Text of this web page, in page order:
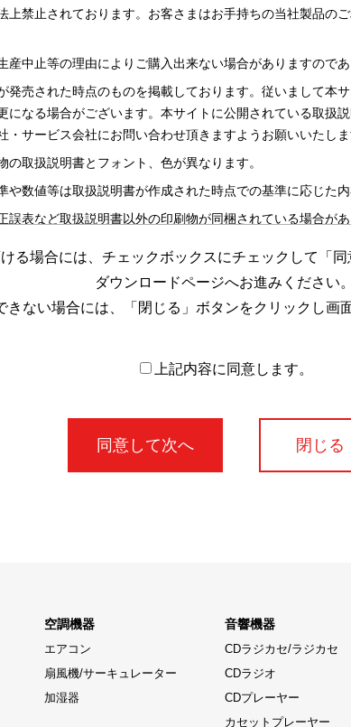
上禁止されております。お客さまはお手持ちの当社製品の
中止等の理由によりご購入出来ない場合がありますのであ
発売された時点のものを掲載しております。従いまして本
なる場合がございます。本サイトに公開されている取扱
サービス会社にお問い合わせ頂きますようお願いいたしま
取扱説明書とフォント、色が異なります。
数値等は取扱説明書が作成された時点での基準に応じた
表など取扱説明書以外の印刷物が同梱されている場合が
変更する場合がございますのであらかじめご了承ください。
ける場合には、チェックボックスにチェックして「
ダウンロードページへお進みください。
きない場合には、「閉じる」ボタンをクリックし画
上記内容に同意します。
閉じる
空調機器
エアコン
扇風機/サーキュレーター
加湿器
音響機器
CDラジカセ/ラジカセ
CDラジオ
CDプレーヤー
カセットプレーヤー